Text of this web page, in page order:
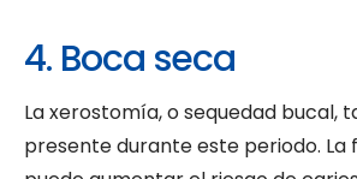
4. Boca seca
La xerostomía, o sequedad bucal,
presente durante este periodo. La